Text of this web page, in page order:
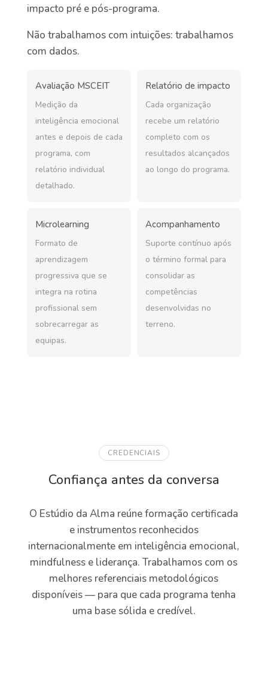
impacto pré e pós-programa.
Não trabalhamos com intuições: trabalhamos
com dados.
Avaliação MSCEIT
Medição da
inteligência emocional
antes e depois de cada
programa, com
relatório individual
detalhado.
Relatório de impacto
Cada organização
recebe um relatório
completo com os
resultados alcançados
ao longo do programa.
Microlearning
Formato de
aprendizagem
progressiva que se
integra na rotina
profissional sem
sobrecarregar as
equipas.
Acompanhamento
Suporte contínuo após
o término formal para
consolidar as
competências
desenvolvidas no
terreno.
CREDENCIAIS
Confiança antes da conversa
O Estúdio da Alma reúne formação certificada
e instrumentos reconhecidos
internacionalmente em inteligência emocional,
mindfulness e liderança. Trabalhamos com os
melhores referenciais metodológicos
disponíveis — para que cada programa tenha
uma base sólida e credível.